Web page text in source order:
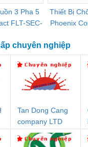
3 Pha 5
FLT-SEC-
Thiết Bị
Phoenix
chuyên nghiệp
Tan Dong Cang
company LTD